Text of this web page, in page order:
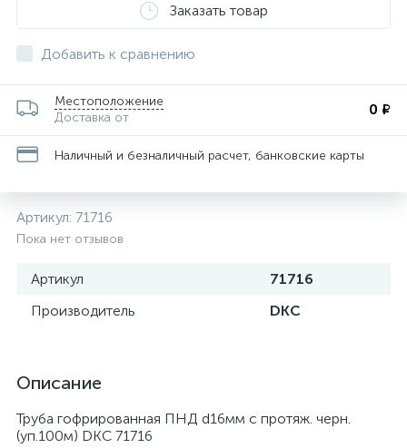
Заказать товар
Добавить к сравнению
Местоположение
Доставка от
0 ₽
Наличный и безналичный расчет, банковские карты
Артикул: 71716
Пока нет отзывов
Артикул
71716
Производитель
DKC
Описание
Труба гофрированная ПНД d16мм с протяж. черн.
(уп.100м) DKC 71716